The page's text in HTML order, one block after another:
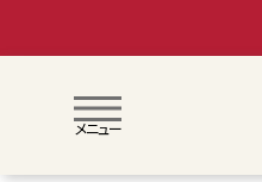
メニュー